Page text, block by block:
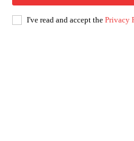
I've read and accept the Privacy